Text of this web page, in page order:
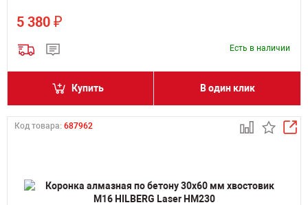
5 380 ₽
Есть в наличии
Купить В один клик
Код товара: 687962